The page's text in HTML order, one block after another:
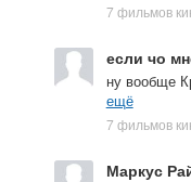
если чо
ну вообще
ещё
Маркус